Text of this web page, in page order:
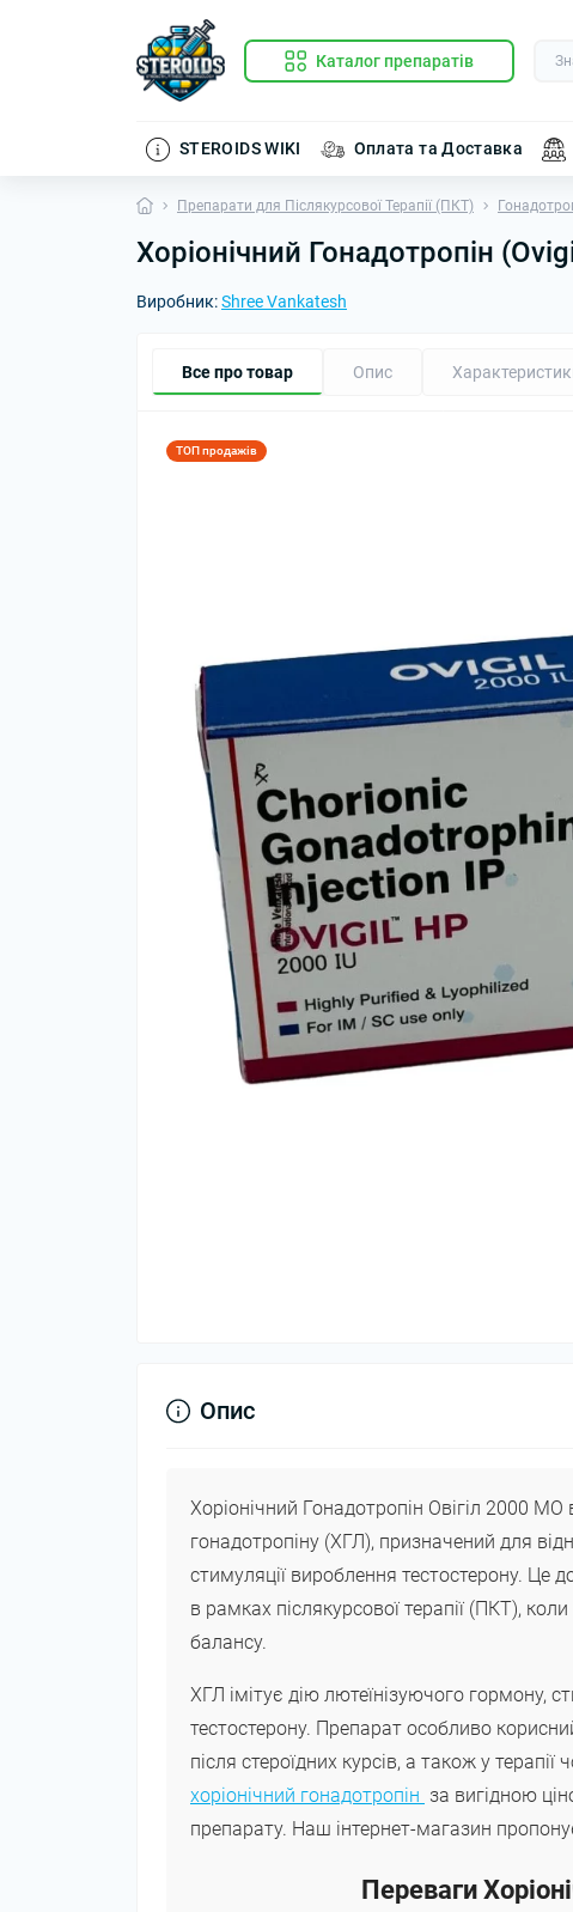
Каталог препаратів
STEROIDS WIKI Оплата та Доставка
Препарати для Післякурсової Терапії (ПКТ)
Хоріонічний Гонадотропін
Виробник:Shree Vankatesh
Все про товар Опис
ТОП продажів
Опис
Хоріонічний Гонадотропін Овігіл 2000
гонадотропіну (ХГЛ), призначений для
стимуляції вироблення тестостерону. Це
в рамках післякурсової терапії (ПКТ),
балансу.
ХГЛ імітує дію лютеїнізуючого гормону,
тестостерону. Препарат особливо
після стероїдних курсів, а також у
хоріонічний гонадотропін за вигідною
препарату. Наш інтернет-магазин
Переваги